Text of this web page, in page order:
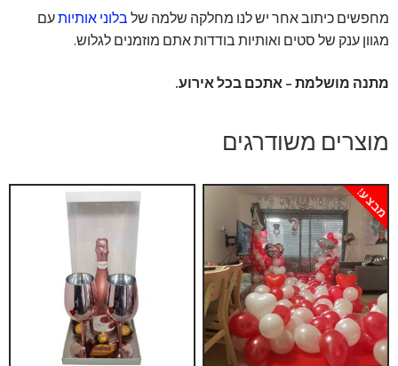
מחפשים כיתוב אחר יש לנו מחלקה שלמה של בלוני אותיותעם
מגוון ענק של סטים ואותיות בודדות אתם מוזמנים לגלוש.
מתנה מושלמת – אתכם בכל אירוע.
מוצרים משודרגים
מבצע!